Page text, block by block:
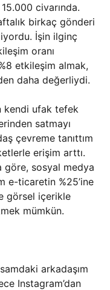
civarında.
birkaç gönderi
İşin ilginç
oranı
etkileşim almak,
daha değerliydi.
kendi ufak tefek
satmayı
çevreme tanıttım
erişim arttı.
sosyal medya
e-ticaretin %25’ine
görsel içerikle
mümkün.
arkadaşım
Instagram’dan